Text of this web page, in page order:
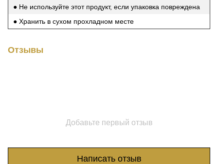
● Не используйте этот продукт, если упаковка повреждена
● Хранить в сухом прохладном месте
Отзывы
Добавьте первый отзыв
Написать отзыв